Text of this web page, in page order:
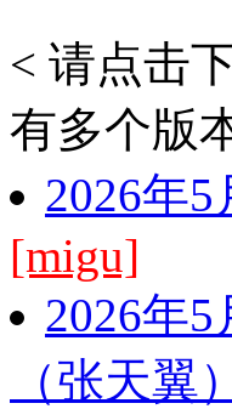
< 请点击
有多个版
2026年
[migu]
2026年
（张天翼）